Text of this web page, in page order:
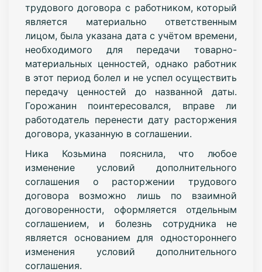
трудового договора с работником, который
является материально ответственным
лицом, была указана дата с учётом времени,
необходимого для передачи товарно-
материальных ценностей, однако работник
в этот период болел и не успел осуществить
передачу ценностей до названной даты.
Горожанин поинтересовался, вправе ли
работодатель перенести дату расторжения
договора, указанную в соглашении.
Ника Козьмина пояснила, что любое
изменение условий дополнительного
соглашения о расторжении трудового
договора возможно лишь по взаимной
договоренности, оформляется отдельным
соглашением, и болезнь сотрудника не
является основанием для одностороннего
изменения условий дополнительного
соглашения.